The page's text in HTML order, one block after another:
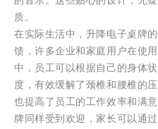
质。
在实际生活中，升降电子桌牌
馈，许多企业和家庭用户在使
中，员工可以根据自己的身体
度，有效缓解了颈椎和腰椎的
也提高了员工的工作效率和满
牌同样受到欢迎，家长可以通